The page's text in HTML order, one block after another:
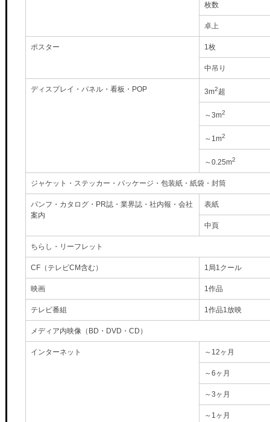
枚数
卓上
ポスター 1枚
中吊り
ディスプレイ・パネル・看板・POP 3m2超
～3m2
～1m2
～0.25m2
ジャケット・ステッカー・パッケージ・包装紙・紙袋・封筒
パンフ・カタログ・PR誌・業界誌・社内報・会社
案内
表紙
中頁
ちらし・リーフレット
CF（テレビCM含む） 1局1クール
映画 1作品
テレビ番組 1作品1放映
メディア内映像（BD・DVD・CD）
インターネット ～12ヶ月
～6ヶ月
～3ヶ月
～1ヶ月